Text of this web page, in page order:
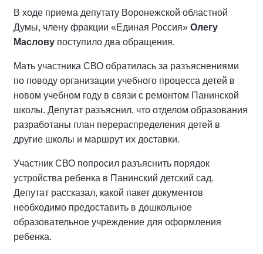
В ходе приема депутату Воронежской областной
Думы, члену фракции «Единая Россия» Олегу
Маслову поступило два обращения.
Мать участника СВО обратилась за разъяснениями
по поводу организации учебного процесса детей в
новом учебном году в связи с ремонтом Панинской
школы. Депутат разъяснил, что отделом образования
разработаны план перераспределения детей в
другие школы и маршрут их доставки.
Участник СВО попросил разъяснить порядок
устройства ребенка в Панинский детский сад.
Депутат рассказал, какой пакет документов
необходимо предоставить в дошкольное
образовательное учреждение для оформления
ребенка.